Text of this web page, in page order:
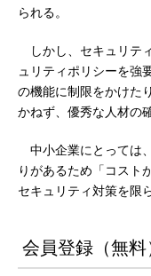
られる。
しかし、セキュリテ
ュリティポリシーを強
の機能に制限をかけた
かねず、優秀な人材の
中小企業にとっては
りがあるため「コスト
セキュリティ対策を限
会員登録（無